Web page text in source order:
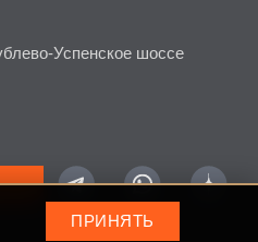
Успенское шоссе
ПРИНЯТЬ